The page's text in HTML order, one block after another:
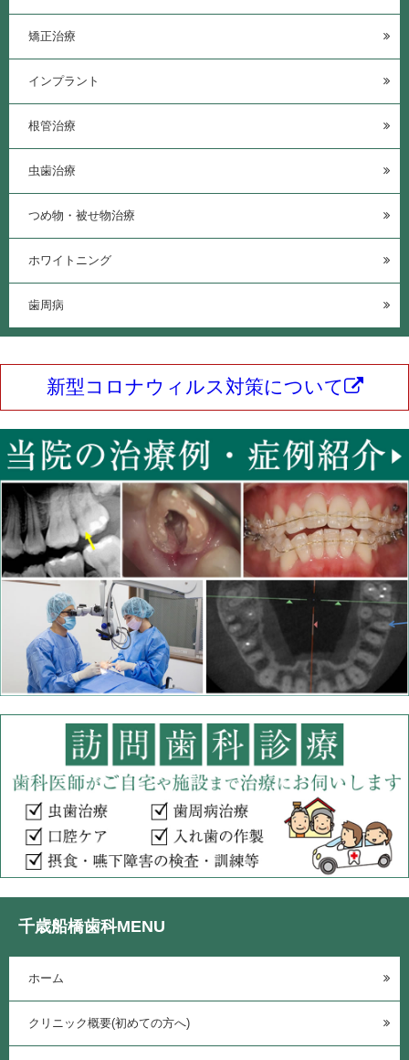
矯正治療
インプラント
根管治療
虫歯治療
つめ物・被せ物治療
ホワイトニング
歯周病
新型コロナウィルス対策について
千歳船橋歯科MENU
ホーム
クリニック概要(初めての方へ)